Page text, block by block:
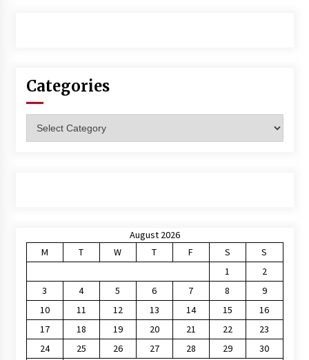
Categories
August 2026
M
T W T F S
S
1
2
3
4 5 6 7 8
9
10
11 12 13 14 15
16
17
18 19 20 21 22
23
24
25 26 27 28 29
30